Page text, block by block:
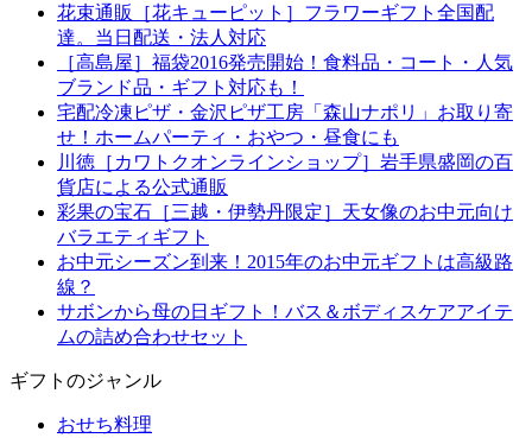
花束通販［花キューピット］フラワーギフト全国配
達。当日配送・法人対応
［高島屋］福袋2016発売開始！食料品・コート・人気
ブランド品・ギフト対応も！
宅配冷凍ピザ・金沢ピザ工房「森山ナポリ」お取り寄
せ！ホームパーティ・おやつ・昼食にも
川徳［カワトクオンラインショップ］岩手県盛岡の百
貨店による公式通販
彩果の宝石［三越・伊勢丹限定］天女像のお中元向け
バラエティギフト
お中元シーズン到来！2015年のお中元ギフトは高級路
線？
サボンから母の日ギフト！バス＆ボディスケアアイテ
ムの詰め合わせセット
ギフトのジャンル
おせち料理